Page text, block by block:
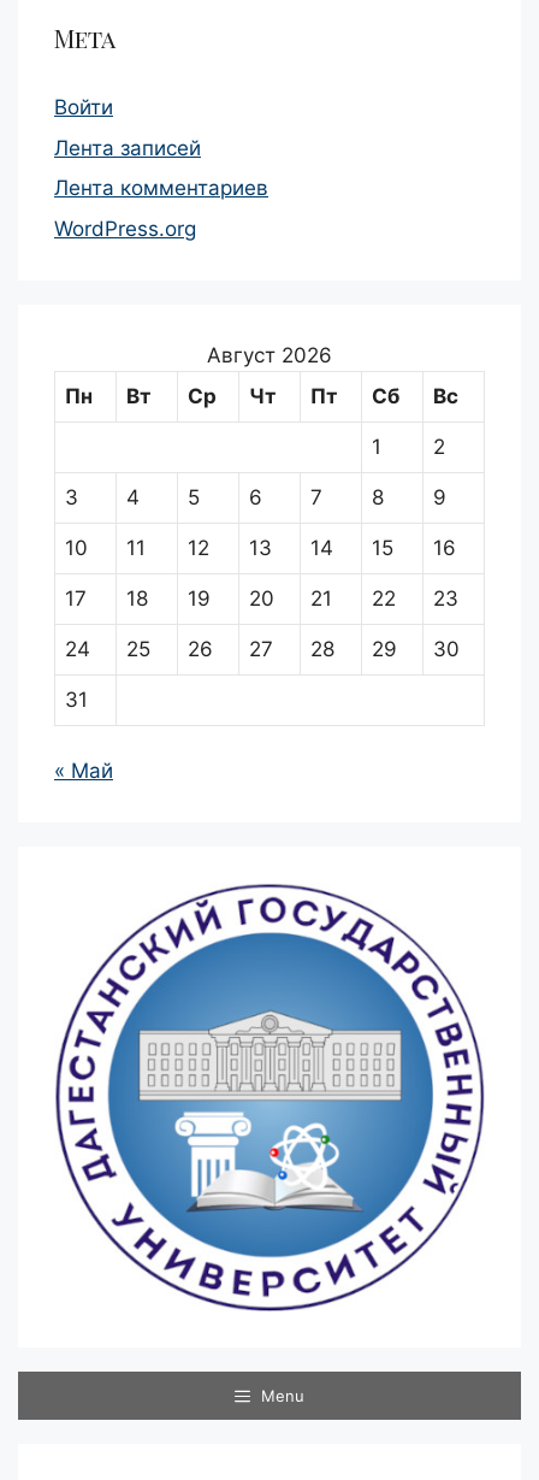
Мета
Войти
Лента записей
Лента комментариев
WordPress.org
Август 2026
Пн
Вт Ср Чт Пт Сб Вс
1 2
3 4 5 6 7 8 9
10 11 12 13 14 15 16
17 18 19 20 21 22 23
24 25 26 27 28 29 30
31
« Май
Menu